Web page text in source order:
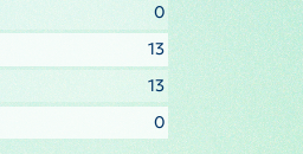
0
13
13
0